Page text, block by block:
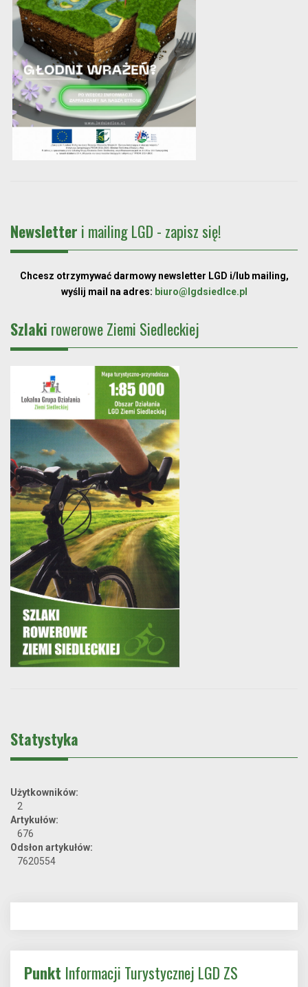
Newsletter i mailing LGD - zapisz się!
Chcesz otrzymywać darmowy newsletter LGD i/lub mailing,
wyślij mail na adres: biuro@lgdsiedlce.pl
Szlaki rowerowe Ziemi Siedleckiej
Statystyka
Użytkowników:
2
Artykułów:
676
Odsłon artykułów:
7620554
Punkt Informacji Turystycznej LGD ZS